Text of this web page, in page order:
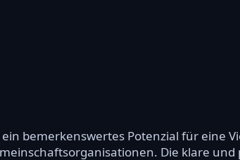
bemerkenswertes Potenzial für eine
Die klare